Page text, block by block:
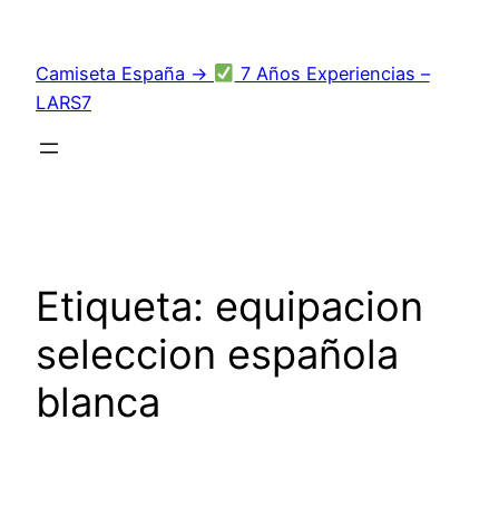
contenido
Camiseta España →
7 Años Experiencias –
LARS7
Etiqueta: equipacion
seleccion española
blanca